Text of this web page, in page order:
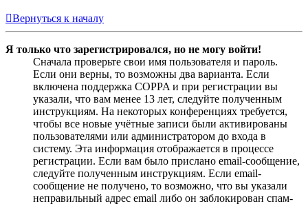
Вернуться к началу
Я только что зарегистрировался, но не могу войти!
Сначала проверьте свои имя пользователя и пароль.
Если они верны, то возможны два варианта. Если
включена поддержка COPPA и при регистрации вы
указали, что вам менее 13 лет, следуйте полученным
инструкциям. На некоторых конференциях требуется,
чтобы все новые учётные записи были активированы
пользователями или администратором до входа в
систему. Эта информация отображается в процессе
регистрации. Если вам было прислано email-сообщение,
следуйте полученным инструкциям. Если email-
сообщение не получено, то возможно, что вы указали
неправильный адрес email либо он заблокирован спам-